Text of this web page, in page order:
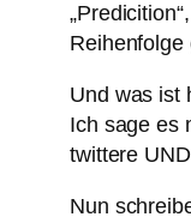
Reihenfolge
Und was ist
Ich sage es
twittere
Nun